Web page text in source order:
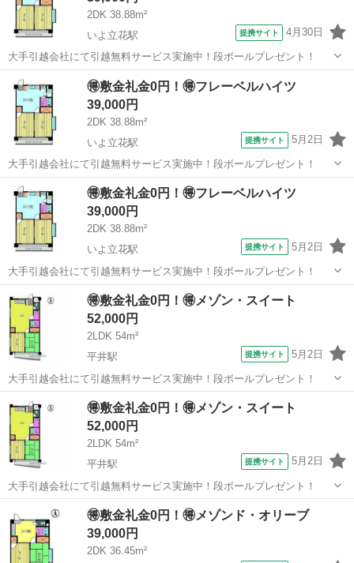
2DK 38.88m²
いよ立花駅
提携サイト 4月30日
大手引越会社にて引越無料サービス実施中！段ボールプレゼント！
愛媛 いよ立花駅 シェアハウス
🉐敷金礼金0円！🉐フレーベルハイツ
39,000円
2DK 38.88m²
いよ立花駅
提携サイト 5月2日
大手引越会社にて引越無料サービス実施中！段ボールプレゼント！
愛媛 松山市 いよ立花駅 シェアハウス
🉐敷金礼金0円！🉐フレーベルハイツ
39,000円
2DK 38.88m²
いよ立花駅
提携サイト 5月2日
大手引越会社にて引越無料サービス実施中！段ボールプレゼント！
愛媛 いよ立花駅 シェアハウス
🉐敷金礼金0円！🉐メゾン・スイート
52,000円
2LDK 54m²
平井駅
提携サイト 5月2日
大手引越会社にて引越無料サービス実施中！段ボールプレゼント！
愛媛 平井駅 シェアハウス
🉐敷金礼金0円！🉐メゾン・スイート
52,000円
2LDK 54m²
平井駅
提携サイト 5月2日
大手引越会社にて引越無料サービス実施中！段ボールプレゼント！
松山市 平井駅 シェアハウス
🉐敷金礼金0円！🉐メゾンド・オリーブ
39,000円
2DK 36.45m²